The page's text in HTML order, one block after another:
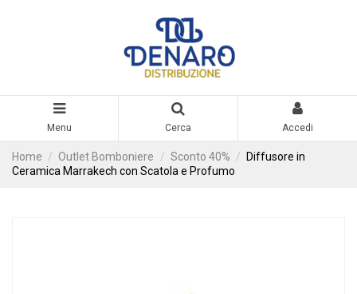
Menu Cerca Accedi
Home Outlet Bomboniere Sconto 40%
Diffusore in
Ceramica Marrakech con Scatola e Profumo